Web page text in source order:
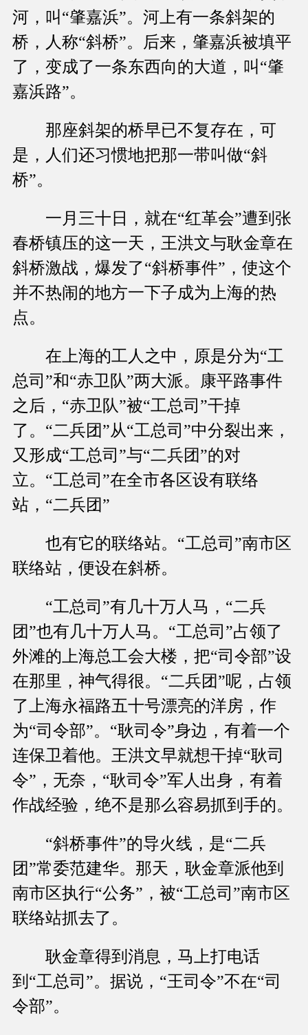
河，叫“肇嘉浜”。河上有一条斜架的
桥，人称“斜桥”。后来，肇嘉浜被填平
了，变成了一条东西向的大道，叫“肇
嘉浜路”。
那座斜架的桥早已不复存在，可
是，人们还习惯地把那一带叫做“斜
桥”。
一月三十日，就在“红革会”遭到张
春桥镇压的这一天，王洪文与耿金章在
斜桥激战，爆发了“斜桥事件”，使这个
并不热闹的地方一下子成为上海的热
点。
在上海的工人之中，原是分为“工
总司”和“赤卫队”两大派。康平路事件
之后，“赤卫队”被“工总司”干掉
了。“二兵团”从“工总司”中分裂出来，
又形成“工总司”与“二兵团”的对
立。“工总司”在全市各区设有联络
站，“二兵团”
也有它的联络站。“工总司”南市区
联络站，便设在斜桥。
“工总司”有几十万人马，“二兵
团”也有几十万人马。“工总司”占领了
外滩的上海总工会大楼，把“司令部”设
在那里，神气得很。“二兵团”呢，占领
了上海永福路五十号漂亮的洋房，作
为“司令部”。“耿司令”身边，有着一个
连保卫着他。王洪文早就想干掉“耿司
令”，无奈，“耿司令”军人出身，有着
作战经验，绝不是那么容易抓到手的。
“斜桥事件”的导火线，是“二兵
团”常委范建华。那天，耿金章派他到
南市区执行“公务”，被“工总司”南市区
联络站抓去了。
耿金章得到消息，马上打电话
到“工总司”。据说，“王司令”不在“司
令部”。